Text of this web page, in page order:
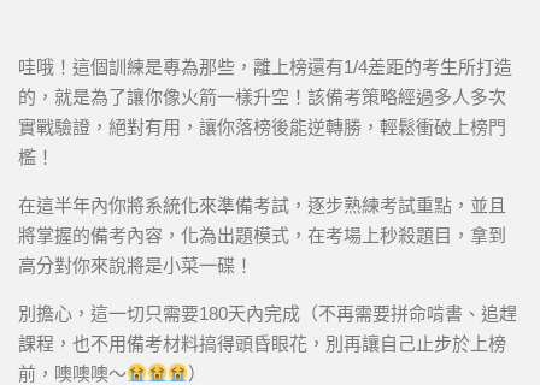
哇哦！這個訓練是專為那些，離上榜還有1/4差距的考生所打造
的，就是為了讓你像火箭一樣升空！該備考策略經過多人多次
實戰驗證，絕對有用，讓你落榜後能逆轉勝，輕鬆衝破上榜門
檻！
在這半年內你將系統化來準備考試，逐步熟練考試重點，並且
將掌握的備考內容，化為出題模式，在考場上秒殺題目，拿到
高分對你來說將是小菜一碟！
別擔心，這一切只需要180天內完成（不再需要拼命啃書、追趕
課程，也不用備考材料搞得頭昏眼花，別再讓自己止步於上榜
前，噢噢噢～
）